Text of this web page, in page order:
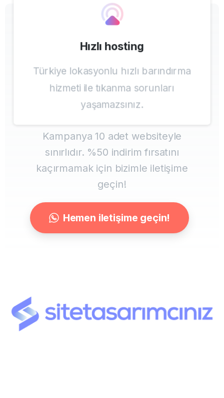
Hızlı hosting
Türkiye lokasyonlu hızlı barındırma
hizmeti ile tıkanma sorunları
yaşamazsınız.
kampanyasından
faydalanın!
Kampanya 10 adet websiteyle
sınırlıdır. %50 indirim fırsatını
kaçırmamak için bizimle iletişime
geçin!
Hemen iletişime geçin!